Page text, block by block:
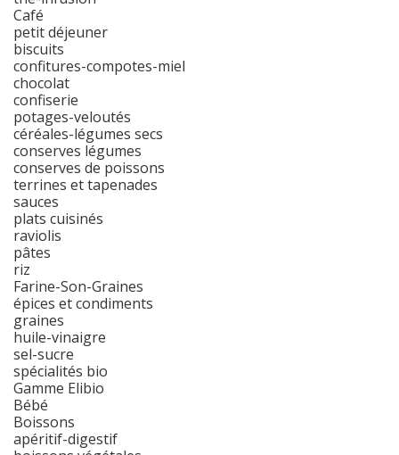
Café
petit déjeuner
biscuits
confitures-compotes-miel
chocolat
confiserie
potages-veloutés
céréales-légumes secs
conserves légumes
conserves de poissons
terrines et tapenades
sauces
plats cuisinés
raviolis
pâtes
riz
Farine-Son-Graines
épices et condiments
graines
huile-vinaigre
sel-sucre
spécialités bio
Gamme Elibio
Bébé
Boissons
apéritif-digestif